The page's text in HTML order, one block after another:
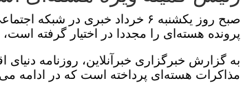
صبح روز یکشنبه ۶ خرداد خبری
پرونده هسته‌ای را مجددا در اختیار گرفته
به گزارش خبرگزاری خبرآنلاین، روزنامه
مذاکرات هسته‌ای پرداخته است که در ادامه